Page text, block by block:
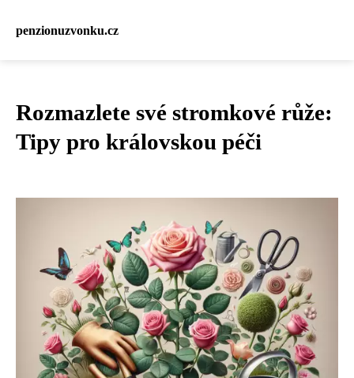
penzionuzvonku.cz
Rozmazlete své stromkové růže:
Tipy pro královskou péči